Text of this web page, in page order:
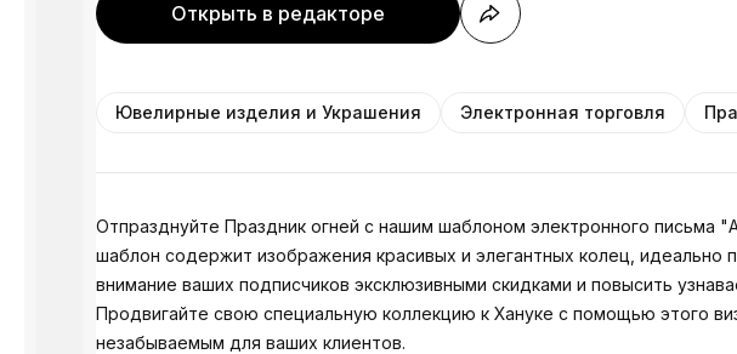
Открыть в редакторе
Ювелирные изделия и Украшения Электронная торговля
Отпразднуйте Праздник огней с нашим шаблоном электронного письма
шаблон содержит изображения красивых и элегантных колец,
внимание ваших подписчиков эксклюзивными скидками и повысить
Продвигайте свою специальную коллекцию к Хануке с помощью этого
незабываемым для ваших клиентов.